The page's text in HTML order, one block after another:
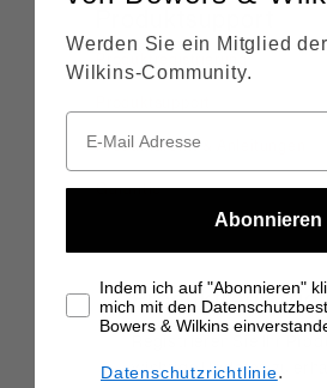
Produktregistrierung
Produktarchiv & Anleitungen
Garantie
wichtige Updates zu
Werden Sie ein Mitglied
Wilkins-Community.
Abonnieren
Indem ich auf "Abonnieren"
mich mit den
Bowers & Wilkins
Datenschutzrichtlinie.